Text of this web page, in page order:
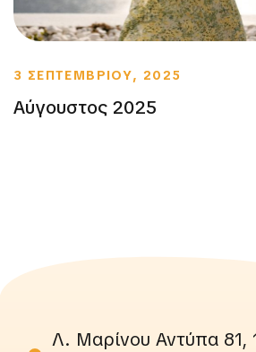
3 ΣΕΠΤΕΜΒΡΙΟΥ, 2025
Αύγουστος 2025
Λ. Μαρίνου Αντύπα 81,